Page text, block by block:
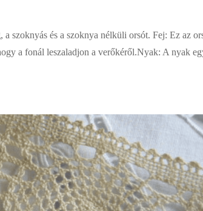
szoknyás és a szoknya nélküli orsót. Fej: Ez az
a fonál leszaladjon a verőkéről.Nyak: A nyak